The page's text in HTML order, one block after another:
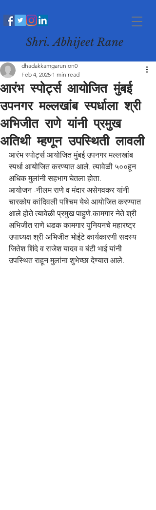
Shri. Abhijeet Rane
आरंभ स्पोर्ट्स आयोजित मुंबई
उपनगर मल्लखांब स्पर्धाला श्री
अभिजीत राणे यांनी प्रमुख
अतिथी म्हणून उपस्थिती लावली
dhadakkamgarunion0
Feb 4, 2025 1 min read
आरंभ स्पोर्ट्स आयोजित मुंबई उपनगर मल्लखांब
स्पर्धा आयोजित करण्यात आले. त्यावेळी ५००हून
अधिक मुलांनी सहभाग घेतला होता.
आयोजन -नीलम राणे व मंदार असेगवकर यांनी
चारकोप कांदिवली पश्चिम येथे आयोजित करण्यात
आले होते त्यावेळी प्रमुख पाहुणे.कामगार नेते श्री
अभिजीत राणे धडक कामगार युनियनचे महारष्ट्र
उपाध्यक्ष श्री अभिजीत भोईटे कार्यकारणी सदस्य
जितेश शिंदे व राजेश यादव व बंटी भाई यांनी
उपस्थित राहून मुलांना शुभेच्छा देण्यात आले.